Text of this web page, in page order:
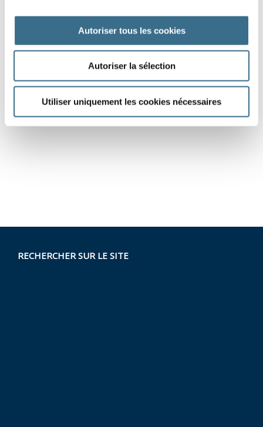
Autoriser tous les cookies
Autoriser la sélection
Utiliser uniquement les cookies nécessaires
RECHERCHER SUR LE SITE